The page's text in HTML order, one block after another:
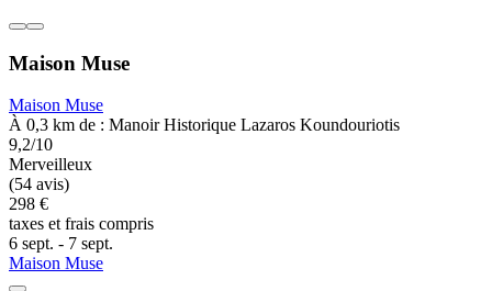
Maison Muse
Maison Muse
À 0,3 km de : Manoir Historique Lazaros Koundouriotis
9,2/10
Merveilleux
(54 avis)
298 €
taxes et frais compris
6 sept. - 7 sept.
Maison Muse